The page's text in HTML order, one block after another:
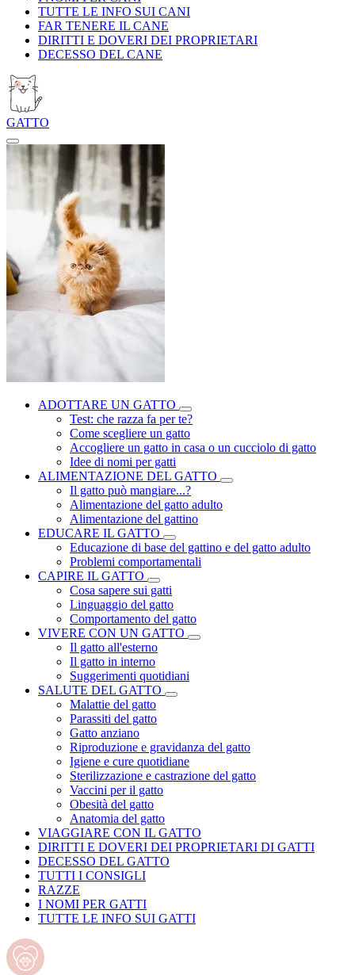
TUTTE LE INFO SUI CANI
FAR TENERE IL CANE
DIRITTI E DOVERI DEI PROPRIETARI
DECESSO DEL CANE
GATTO
ADOTTARE UN GATTO
Test: che razza fa per te?
Come scegliere un gatto
Accogliere un gatto in casa o un cucciolo di gatto
Idee di nomi per gatti
ALIMENTAZIONE DEL GATTO
Il gatto può mangiare...?
Alimentazione del gatto adulto
Alimentazione del gattino
EDUCARE IL GATTO
Educazione di base del gattino e del gatto adulto
Problemi comportamentali
CAPIRE IL GATTO
Cosa sapere sui gatti
Linguaggio del gatto
Comportamento del gatto
VIVERE CON UN GATTO
Il gatto all'esterno
Il gatto in interno
Suggerimenti quotidiani
SALUTE DEL GATTO
Malattie del gatto
Parassiti del gatto
Gatto anziano
Riproduzione e gravidanza del gatto
Igiene e cure quotidiane
Sterilizzazione e castrazione del gatto
Vaccini per il gatto
Obesità del gatto
Anatomia del gatto
VIAGGIARE CON IL GATTO
DIRITTI E DOVERI DEI PROPRIETARI DI GATTI
DECESSO DEL GATTO
TUTTI I CONSIGLI
RAZZE
I NOMI PER GATTI
TUTTE LE INFO SUI GATTI